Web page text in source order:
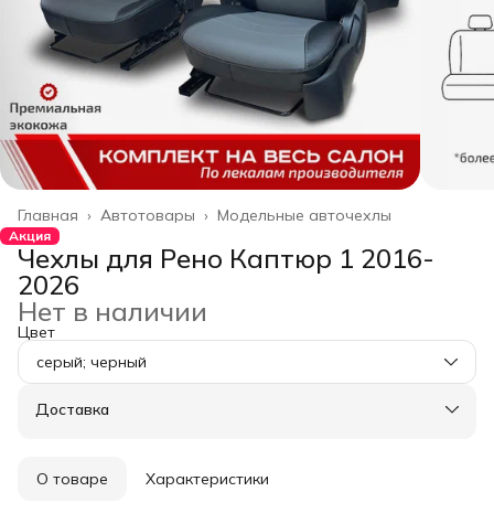
Модельные авточехлы
Автотовары ›
Главная ›
Акция
Чехлы для Рено Каптюр 1 2016-
2026
Нет в наличии
Цвет
серый; черный
Доставка
О товаре Характеристики